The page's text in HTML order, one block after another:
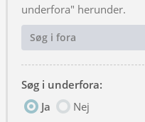
underfora" herunder.
Søg i fora
Søg i underfora:
Ja
Nej